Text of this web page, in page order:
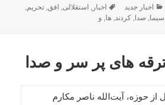
دسته‌ها
اخبار جدید برچسب‌ها
اخبار ,استقلالی ,افق ,تحریم‌
سیما ,صدا ,کردند ,ها و
های پر سر و صدا
از حوزه، آیت‌الله ناصر مکارم